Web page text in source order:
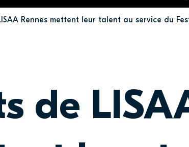
Rennes mettent leur talent au service du
de